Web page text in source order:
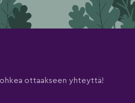
ottaakseen yhteyttä!